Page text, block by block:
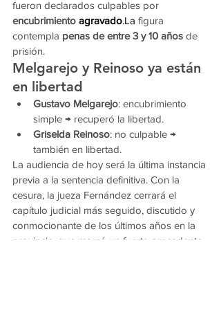
fueron declarados culpables por
encubrimiento agravado.La figura
contempla penas de entre 3 y 10 años de
prisión.
Melgarejo y Reinoso ya están
en libertad
Gustavo Melgarejo: encubrimiento
simple → recuperó la libertad.
Griselda Reinoso: no culpable →
también en libertad.
La audiencia de hoy será la última instancia
previa a la sentencia definitiva. Con la
cesura, la jueza Fernández cerrará el
capítulo judicial más seguido, discutido y
conmocionante de los últimos años en la
provincia, que marcó un fuerte precedente